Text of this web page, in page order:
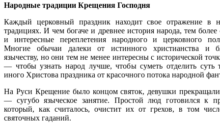
Народные традиции Крещения Господня
Каждый церковный праздник находит свое отражение в
традициях. И чем богаче и древнее история народа, тем
и интересные переплетения народного и церковного
Многие обычаи далеки от истинного христианства и
язычеству, но они тем не менее интересны с исторической
— чтобы узнать народ лучше, чтобы суметь отделить суть
иного Христова праздника от красочного потока народной
На Руси Крещение было концом святок, девушки прекращали
— сугубо языческое занятие. Простой люд готовился к
который, как считалось, очистит их от грехов, в том
святочных гаданий.